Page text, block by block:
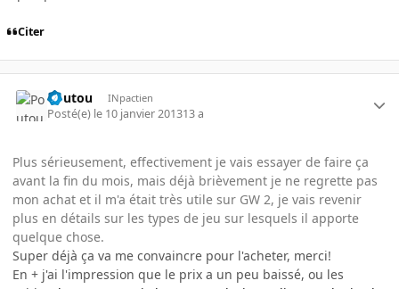
Citer
Poutou INpactien
Posté(e) le 10 janvier 201313 a
Plus sérieusement, effectivement je vais essayer de faire ça
avant la fin du mois, mais déjà brièvement je ne regrette pas
mon achat et il m'a était très utile sur GW 2, je vais revenir
plus en détails sur les types de jeu sur lesquels il apporte
quelque chose.
Super déjà ça va me convaincre pour l'acheter, merci!
En + j'ai l'impression que le prix a un peu baissé, ou les